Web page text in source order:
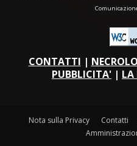
CONTATTI |
PUBBLICITA' | LA
Nota sulla Privacy Contatti